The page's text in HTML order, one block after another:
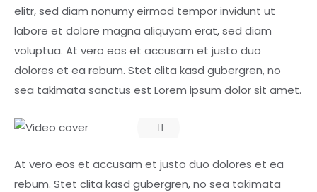
elitr, sed diam nonumy eirmod tempor invidunt ut
labore et dolore magna aliquyam erat, sed diam
voluptua. At vero eos et accusam et justo duo
dolores et ea rebum. Stet clita kasd gubergren, no
sea takimata sanctus est Lorem ipsum dolor sit amet.
At vero eos et accusam et justo duo dolores et ea
rebum. Stet clita kasd gubergren, no sea takimata